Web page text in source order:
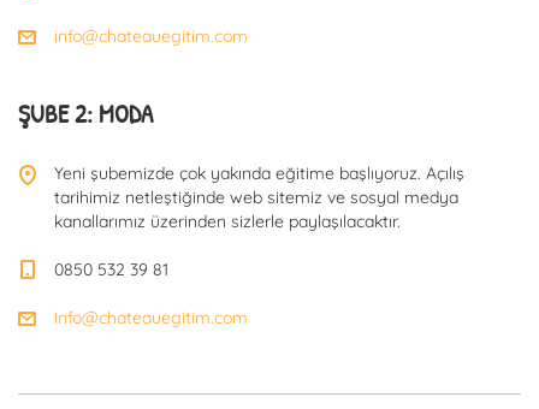
info@chateauegitim.com
ŞUBE 2: MODA
Yeni şubemizde çok yakında eğitime başlıyoruz. Açılış
tarihimiz netleştiğinde web sitemiz ve sosyal medya
kanallarımız üzerinden sizlerle paylaşılacaktır.
0850 532 39 81
info@chateauegitim.com